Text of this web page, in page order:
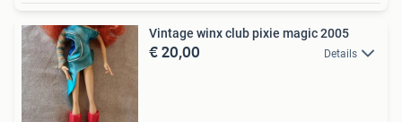
Vintage winx club pixie magic 2005
€ 20,00 Details